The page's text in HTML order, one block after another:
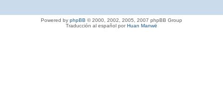
Powered by phpBB © 2000, 2002, 2005, 2007 phpBB Group
Traducción al español porHuan Manwë